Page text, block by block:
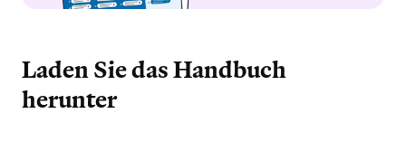
Laden Sie das Handbuch
herunter